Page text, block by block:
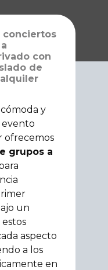
conciertos
con
de
y
evento
ofrecemos
grupos a
un
aspecto
a los
en